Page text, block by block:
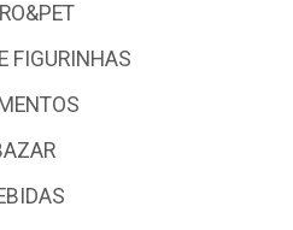
FIGURINHAS